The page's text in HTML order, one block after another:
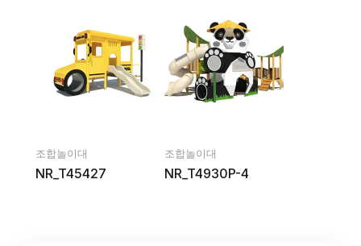
조합놀이대
NR_T45427
조합놀이대
NR_T4930P-4